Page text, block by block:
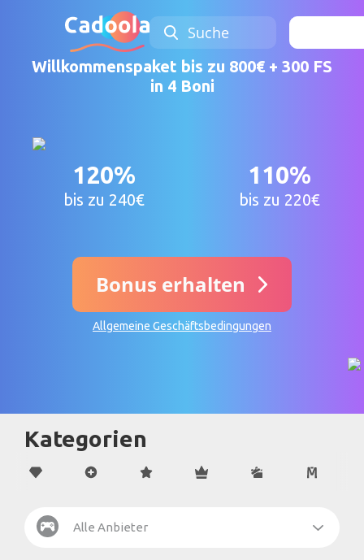
Suche
Willkommenspaket bis zu 800€ + 300 FS
in 4 Boni
120%
bis zu 240€
110%
bis zu 220€
Bonus erhalten
Allgemeine Geschäftsbedingungen
Kategorien
Alle Anbieter